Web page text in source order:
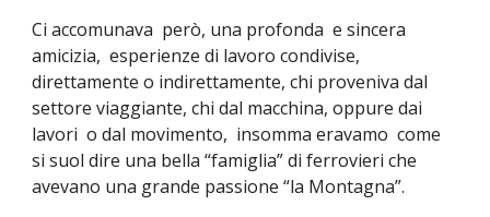
Ci accomunava però, una profonda e sincera
amicizia, esperienze di lavoro condivise,
direttamente o indirettamente, chi proveniva dal
settore viaggiante, chi dal macchina, oppure dai
lavori o dal movimento, insomma eravamo come
si suol dire una bella “famiglia” di ferrovieri che
avevano una grande passione “la Montagna”.